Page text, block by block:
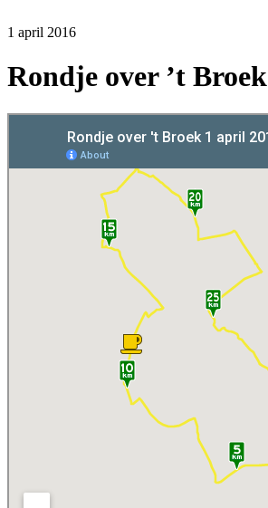
1 april 2016
Rondje over ’t Broek